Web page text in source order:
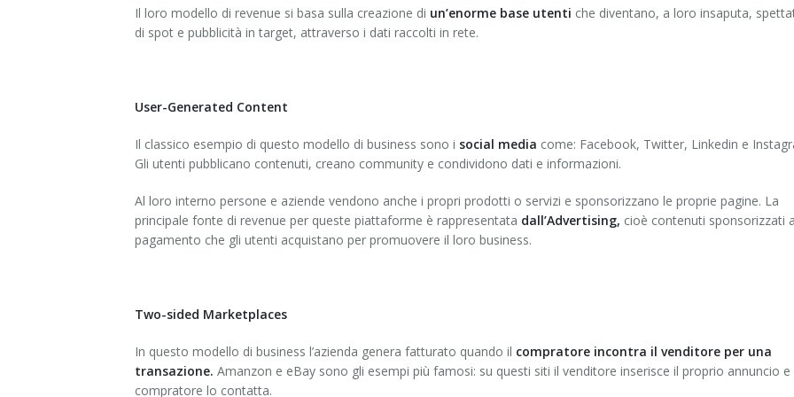
Il loro modello di revenue si basa sulla creazione di un’enorme base utenti che diventano, a loro insaputa,
di spot e pubblicità in target, attraverso i dati raccolti in rete.
User-Generated Content
Il classico esempio di questo modello di business sono i social media come: Facebook, Twitter, Linkedin e
Gli utenti pubblicano contenuti, creano community e condividono dati e informazioni.
Al loro interno persone e aziende vendono anche i propri prodotti o servizi e sponsorizzano le proprie pagine. La
principale fonte di revenue per queste piattaforme è rappresentata dall’Advertising, cioè contenuti sponsorizzati a
pagamento che gli utenti acquistano per promuovere il loro business.
Two-sided Marketplaces
In questo modello di business l’azienda genera fatturato quando il compratore incontra il venditore per una
transazione. Amanzon e eBay sono gli esempi più famosi: su questi siti il venditore inserisce il proprio annuncio e
compratore lo contatta.